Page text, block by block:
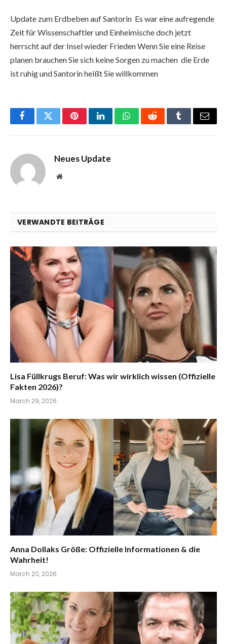
Update zum Erdbeben auf Santorin Es war eine aufregende
Zeit für Wissenschaftler und Einheimische doch jetzt
herrscht auf der Insel wieder Frieden Wenn Sie eine Reise
planen brauchen Sie sich keine Sorgen zu machen die Erde
ist ruhig und Santorin heißt Sie willkommen
FacebookTwitterPinterestLinkedInWhatsAppRedditTumblrEmail
Neues Update
Website
VERWANDTE BEITRÄGE
Lisa Füllkrugs Beruf: Was wir wirklich wissen (Offizielle
Fakten 2026)?
March 29, 2026
Anna Dollaks Größe: Offizielle Informationen & die
Wahrheit!
March 20, 2026